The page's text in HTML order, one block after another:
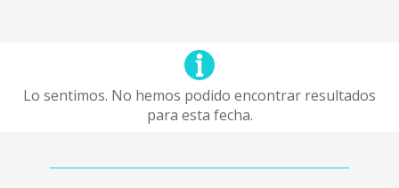
Lo sentimos. No hemos podido encontrar resultados
para esta fecha.